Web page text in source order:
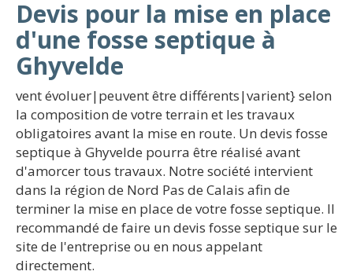
Devis pour la mise en place
d'une fosse septique à
Ghyvelde
vent évoluer|peuvent être différents|varient} selon
la composition de votre terrain et les travaux
obligatoires avant la mise en route. Un devis fosse
septique à Ghyvelde pourra être réalisé avant
d'amorcer tous travaux. Notre société intervient
dans la région de Nord Pas de Calais afin de
terminer la mise en place de votre fosse septique. Il
recommandé de faire un devis fosse septique sur le
site de l'entreprise ou en nous appelant
directement.